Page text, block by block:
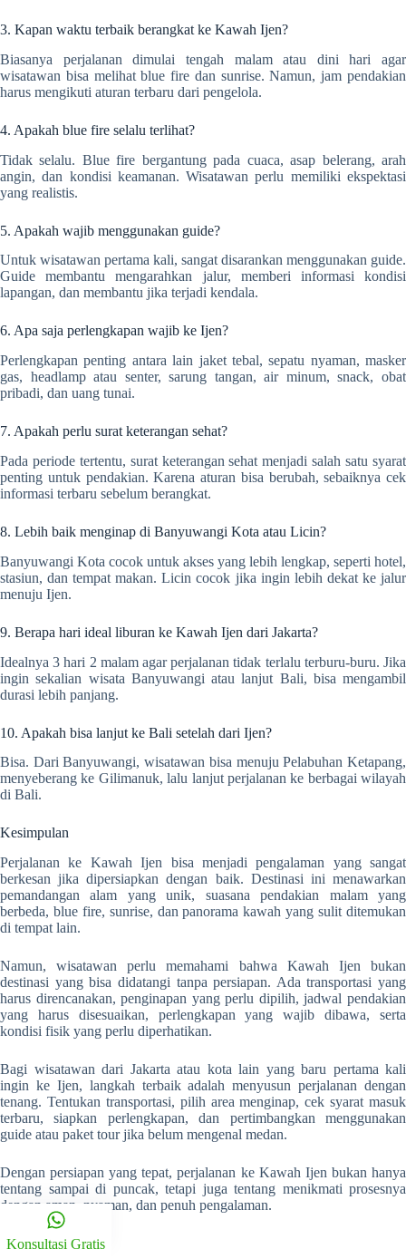
3. Kapan waktu terbaik berangkat ke Kawah Ijen?
Biasanya perjalanan dimulai tengah malam atau dini hari agar
wisatawan bisa melihat blue fire dan sunrise. Namun, jam pendakian
harus mengikuti aturan terbaru dari pengelola.
4. Apakah blue fire selalu terlihat?
Tidak selalu. Blue fire bergantung pada cuaca, asap belerang, arah
angin, dan kondisi keamanan. Wisatawan perlu memiliki ekspektasi
yang realistis.
5. Apakah wajib menggunakan guide?
Untuk wisatawan pertama kali, sangat disarankan menggunakan guide.
Guide membantu mengarahkan jalur, memberi informasi kondisi
lapangan, dan membantu jika terjadi kendala.
6. Apa saja perlengkapan wajib ke Ijen?
Perlengkapan penting antara lain jaket tebal, sepatu nyaman, masker
gas, headlamp atau senter, sarung tangan, air minum, snack, obat
pribadi, dan uang tunai.
7. Apakah perlu surat keterangan sehat?
Pada periode tertentu, surat keterangan sehat menjadi salah satu syarat
penting untuk pendakian. Karena aturan bisa berubah, sebaiknya cek
informasi terbaru sebelum berangkat.
8. Lebih baik menginap di Banyuwangi Kota atau Licin?
Banyuwangi Kota cocok untuk akses yang lebih lengkap, seperti hotel,
stasiun, dan tempat makan. Licin cocok jika ingin lebih dekat ke jalur
menuju Ijen.
9. Berapa hari ideal liburan ke Kawah Ijen dari Jakarta?
Idealnya 3 hari 2 malam agar perjalanan tidak terlalu terburu-buru. Jika
ingin sekalian wisata Banyuwangi atau lanjut Bali, bisa mengambil
durasi lebih panjang.
10. Apakah bisa lanjut ke Bali setelah dari Ijen?
Bisa. Dari Banyuwangi, wisatawan bisa menuju Pelabuhan Ketapang,
menyeberang ke Gilimanuk, lalu lanjut perjalanan ke berbagai wilayah
di Bali.
Kesimpulan
Perjalanan ke Kawah Ijen bisa menjadi pengalaman yang sangat
berkesan jika dipersiapkan dengan baik. Destinasi ini menawarkan
pemandangan alam yang unik, suasana pendakian malam yang
berbeda, blue fire, sunrise, dan panorama kawah yang sulit ditemukan
di tempat lain.
Namun, wisatawan perlu memahami bahwa Kawah Ijen bukan
destinasi yang bisa didatangi tanpa persiapan. Ada transportasi yang
harus direncanakan, penginapan yang perlu dipilih, jadwal pendakian
yang harus disesuaikan, perlengkapan yang wajib dibawa, serta
kondisi fisik yang perlu diperhatikan.
Bagi wisatawan dari Jakarta atau kota lain yang baru pertama kali
ingin ke Ijen, langkah terbaik adalah menyusun perjalanan dengan
tenang. Tentukan transportasi, pilih area menginap, cek syarat masuk
terbaru, siapkan perlengkapan, dan pertimbangkan menggunakan
guide atau paket tour jika belum mengenal medan.
Dengan persiapan yang tepat, perjalanan ke Kawah Ijen bukan hanya
tentang sampai di puncak, tetapi juga tentang menikmati prosesnya
dengan aman, nyaman, dan penuh pengalaman.
Related Posts
Konsultasi Gratis